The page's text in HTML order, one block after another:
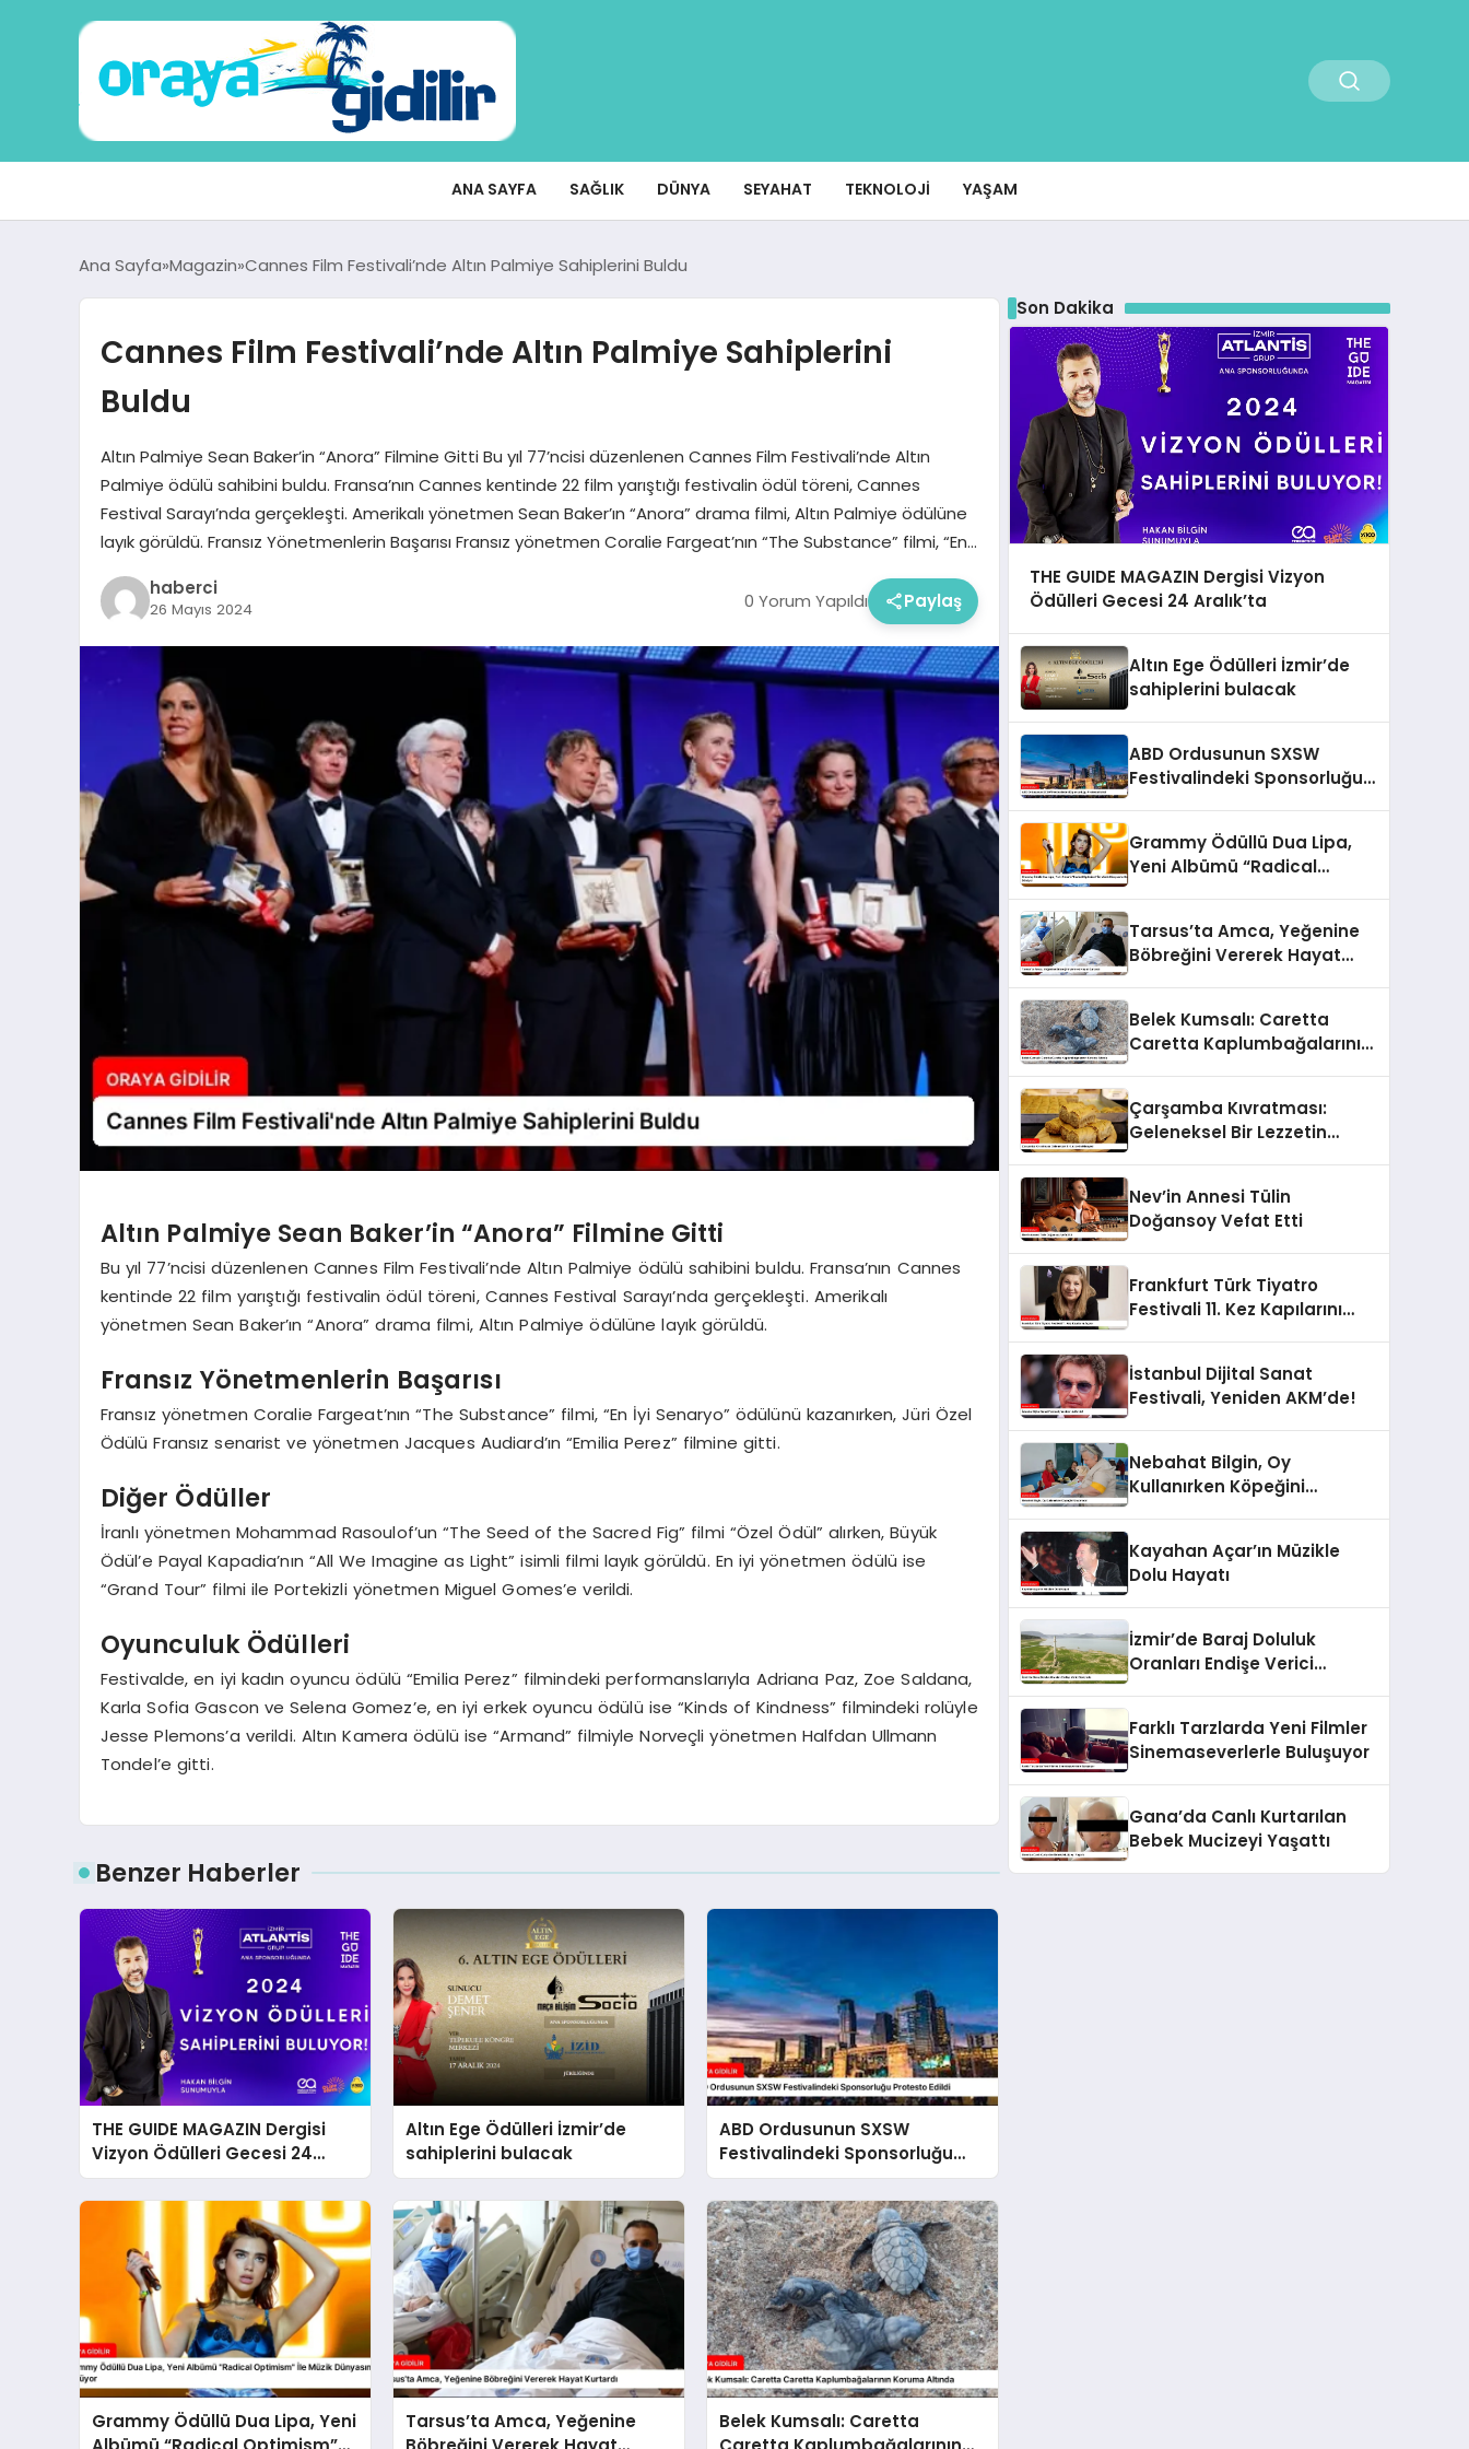
ANA SAYFA SAĞLIK DÜNYA SEYAHAT TEKNOLOJI YAŞAM
Ana Sayfa Magazin Cannes Film Festivali’nde Altın Palmiye Sahiplerini Buldu
Cannes Film Festivali’nde Altın Palmiye Sahiplerini
Buldu
Altın Palmiye Sean Baker’in “Anora” Filmine Gitti Bu yıl 77’ncisi düzenlenen Cannes Film Festivali’nde Altın
Palmiye ödülü sahibini buldu. Fransa’nın Cannes kentinde 22 film yarıştığı festivalin ödül töreni, Cannes
Festival Sarayı’nda gerçekleşti. Amerikalı yönetmen Sean Baker’ın “Anora” drama filmi, Altın Palmiye ödülüne
layık görüldü. Fransız Yönetmenlerin Başarısı Fransız yönetmen Coralie Fargeat’nın “The Substance” filmi, “En…
haberci
26 Mayıs 2024 0 Yorum Yapıldı Paylaş
Altın Palmiye Sean Baker’in “Anora” Filmine Gitti
Bu yıl 77’ncisi düzenlenen Cannes Film Festivali’nde Altın Palmiye ödülü sahibini buldu. Fransa’nın Cannes
kentinde 22 film yarıştığı festivalin ödül töreni, Cannes Festival Sarayı’nda gerçekleşti. Amerikalı
yönetmen Sean Baker’ın “Anora” drama filmi, Altın Palmiye ödülüne layık görüldü.
Fransız Yönetmenlerin Başarısı
Fransız yönetmen Coralie Fargeat’nın “The Substance” filmi, “En İyi Senaryo” ödülünü kazanırken, Jüri Özel
Ödülü Fransız senarist ve yönetmen Jacques Audiard’ın “Emilia Perez” filmine gitti.
Diğer Ödüller
İranlı yönetmen Mohammad Rasoulof’un “The Seed of the Sacred Fig” filmi “Özel Ödül” alırken, Büyük
Ödül’e Payal Kapadia’nın “All We Imagine as Light” isimli filmi layık görüldü. En iyi yönetmen ödülü ise
“Grand Tour” filmi ile Portekizli yönetmen Miguel Gomes’e verildi.
Oyunculuk Ödülleri
Festivalde, en iyi kadın oyuncu ödülü “Emilia Perez” filmindeki performanslarıyla Adriana Paz, Zoe Saldana,
Karla Sofia Gascon ve Selena Gomez’e, en iyi erkek oyuncu ödülü ise “Kinds of Kindness” filmindeki rolüyle
Jesse Plemons’a verildi. Altın Kamera ödülü ise “Armand” filmiyle Norveçli yönetmen Halfdan Ullmann
Tondel’e gitti.
Benzer Haberler
THE GUIDE MAGAZIN Dergisi
Vizyon Ödülleri Gecesi 24
Aralık’ta
Altın Ege Ödülleri İzmir’de
sahiplerini bulacak
ABD Ordusunun SXSW
Festivalindeki Sponsorluğu
Protesto Edildi
Grammy Ödüllü Dua Lipa, Yeni
Tarsus’ta Amca, Yeğenine
Belek Kumsalı: Caretta
Son Dakika
THE GUIDE MAGAZIN Dergisi Vizyon
Ödülleri Gecesi 24 Aralık’ta
Altın Ege Ödülleri İzmir’de
sahiplerini bulacak
ABD Ordusunun SXSW
Festivalindeki Sponsorluğu
Grammy Ödüllü Dua Lipa,
Yeni Albümü “Radical
Tarsus’ta Amca, Yeğenine
Böbreğini Vererek Hayat
Belek Kumsalı: Caretta
Caretta Kaplumbağalarının
Çarşamba Kıvratması:
Geleneksel Bir Lezzetin
Nev’in Annesi Tülin
Doğansoy Vefat Etti
Frankfurt Türk Tiyatro
Festivali 11. Kez Kapılarını
İstanbul Dijital Sanat
Festivali, Yeniden AKM’de!
Nebahat Bilgin, Oy
Kullanırken Köpeğini
Kayahan Açar’ın Müzikle
Dolu Hayatı
İzmir’de Baraj Doluluk
Oranları Endişe Verici
Farklı Tarzlarda Yeni Filmler
Sinemaseverlerle Buluşuyor
Gana’da Canlı Kurtarılan
Bebek Mucizeyi Yaşattı